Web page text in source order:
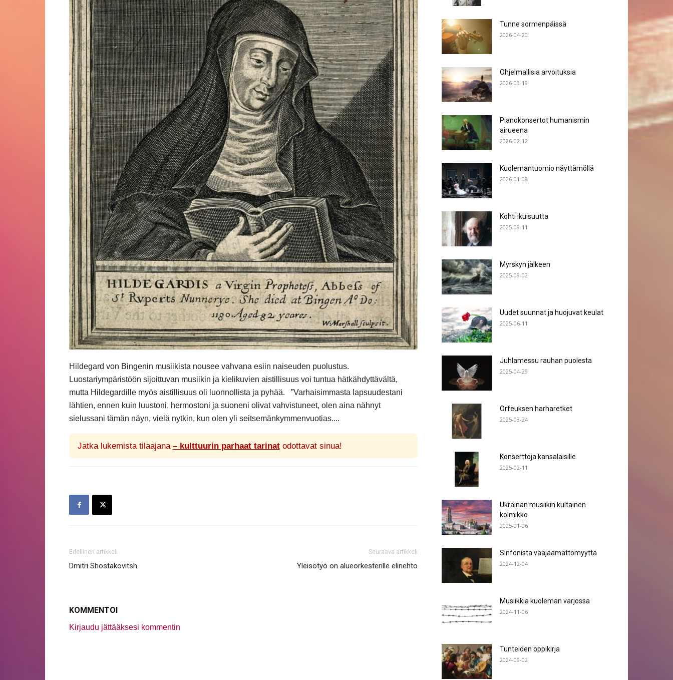
Hildegard von Bingenin musiikista nousee vahvana esiin naiseuden puolustus.
Luostariympäristöön sijoittuvan musiikin ja kielikuvien aistillisuus voi tuntua hätkähdyttävältä,
mutta Hildegardille myös aistillisuus oli luonnollista ja pyhää. ”Varhaisimmasta lapsuudestani
lähtien, ennen kuin luustoni, hermostoni ja suoneni olivat vahvistuneet, olen aina nähnyt
sielussani tämän näyn, vielä nytkin, kun olen yli seitsemänkymmenvuotias....
Jatka lukemista tilaajana – kulttuurin parhaat tarinatodottavat sinua!
Edellinen artikkeli
Dmitri Shostakovitsh
Seuraava artikkeli
Yleisötyö on alueorkesterille elinehto
KOMMENTOI
Kirjaudu jättääksesi kommentin
Tunne sormenpäissä
2026-04-20
Ohjelmallisia arvoituksia
2026-03-19
Pianokonsertot humanismin
airueena
2026-02-12
Kuolemantuomio näyttämöllä
2026-01-08
Kohti ikuisuutta
2025-09-11
Myrskyn jälkeen
2025-09-02
Uudet suunnat ja huojuvat keulat
2025-06-11
Juhlamessu rauhan puolesta
2025-04-29
Orfeuksen harharetket
2025-03-24
Konserttoja kansalaisille
2025-02-11
Ukrainan musiikin kultainen
kolmikko
2025-01-06
Sinfonista vääjäämättömyyttä
2024-12-04
Musiikkia kuoleman varjossa
2024-11-06
Tunteiden oppikirja
2024-09-02